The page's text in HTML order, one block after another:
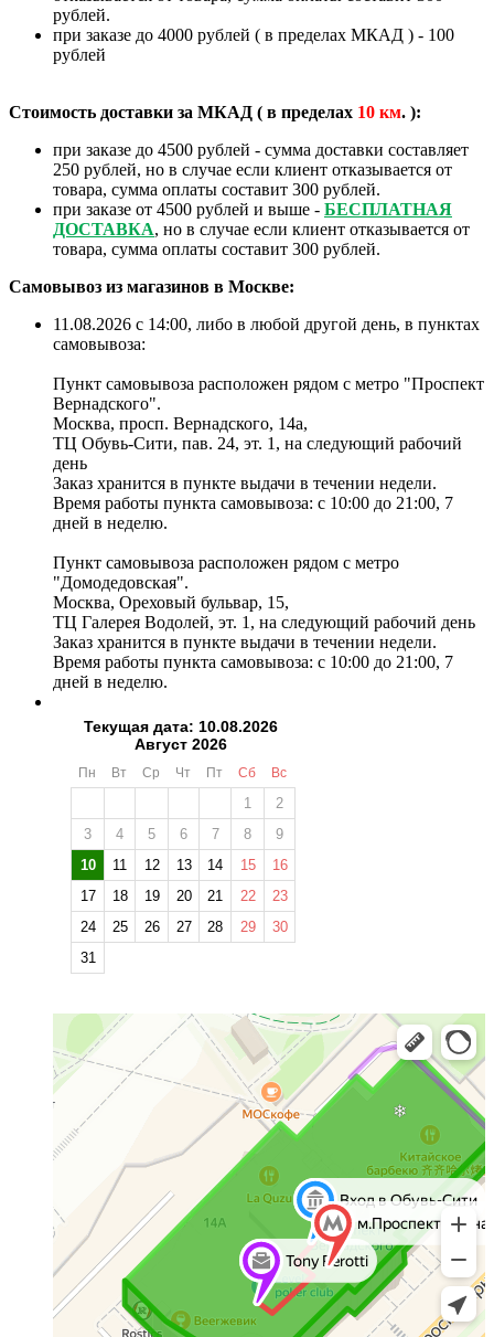
рублей.
при заказе до 4000 рублей ( в пределах МКАД ) - 100
рублей
Стоимость доставки за МКАД ( в пределах 10 км. ):
при заказе до 4500 рублей - сумма доставки составляет
250 рублей, но в случае если клиент отказывается от
товара, сумма оплаты составит 300 рублей.
при заказе от 4500 рублей и выше - БЕСПЛАТНАЯ
ДОСТАВКА, но в случае если клиент отказывается от
товара, сумма оплаты составит 300 рублей.
Самовывоз из магазинов в Москве:
11.08.2026 с 14:00, либо в любой другой день, в пунктах
самовывоза:
Пункт самовывоза расположен рядом с метро "Проспект
Вернадского".
Москва, просп. Вернадского, 14а,
ТЦ Обувь-Сити, пав. 24, эт. 1, на следующий рабочий
день
Заказ хранится в пункте выдачи в течении недели.
Время работы пункта самовывоза: с 10:00 до 21:00, 7
дней в неделю.
Пункт самовывоза расположен рядом с метро
"Домодедовская".
Москва, Ореховый бульвар, 15,
ТЦ Галерея Водолей, эт. 1, на следующий рабочий день
Заказ хранится в пункте выдачи в течении недели.
Время работы пункта самовывоза: с 10:00 до 21:00, 7
дней в неделю.
Текущая дата: 10.08.2026
Август 2026
Пн Вт Ср Чт Пт Сб Вс
1
2
3
4 5 6 7 8
9
10
11 12 13 14 15
16
17
18 19 20 21 22
23
24
25 26 27 28 29
30
31